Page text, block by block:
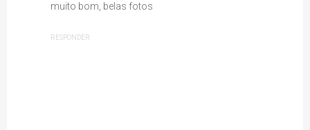
muito bom, belas fotos
RESPONDER